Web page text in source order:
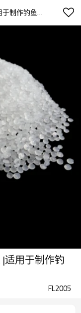
浙氟龙®FL2005 PVDF - 挤出级 |适用于制作钓鱼线、单丝等
适用于制作钓
FL2005